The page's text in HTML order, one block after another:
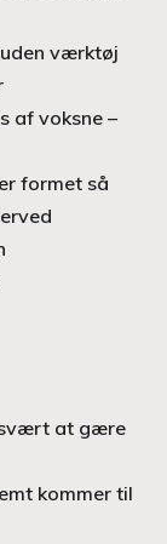
værktøj
af voksne –
formet så
svært at gære
kommer til